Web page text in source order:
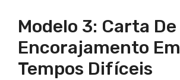
Modelo 3: Carta De
Encorajamento Em
Tempos Difíceis